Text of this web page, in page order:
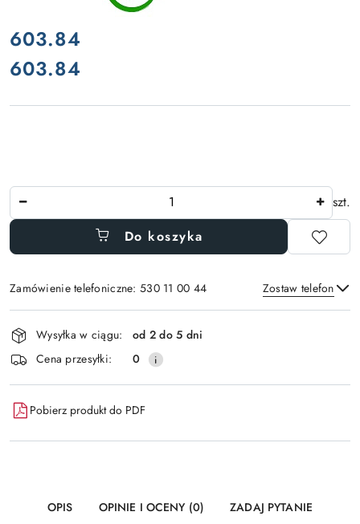
cena:
603.84
Cena:
603.84
Ilość
szt.
Do koszyka
Zamówienie telefoniczne: 530 11 00 44 Zostaw telefon
Wyślij
Dostępność
i
dostawa
Wysyłka w ciągu:
od 2 do 5 dni
Cena przesyłki:
0
Pobierz produkt do PDF
OPIS OPINIE I OCENY (0) ZADAJ PYTANIE